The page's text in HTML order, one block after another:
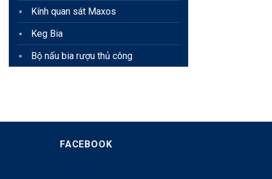
Kính quan sát Maxos
Keg Bia
Bộ nấu bia rượu thủ công
FACEBOOK